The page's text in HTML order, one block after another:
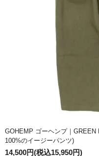
GOHEMP ゴーヘンプ｜
100%のイージーパンツ)
14,500円(税込15,950円)